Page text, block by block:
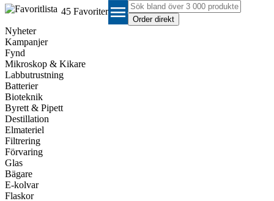
45 Favoriter menu
Nyheter
Kampanjer
Fynd
Mikroskop & Kikare
Labbutrustning
Batterier
Bioteknik
Byrett & Pipett
Destillation
Elmateriel
Filtrering
Förvaring
Glas
Bägare
E-kolvar
Flaskor